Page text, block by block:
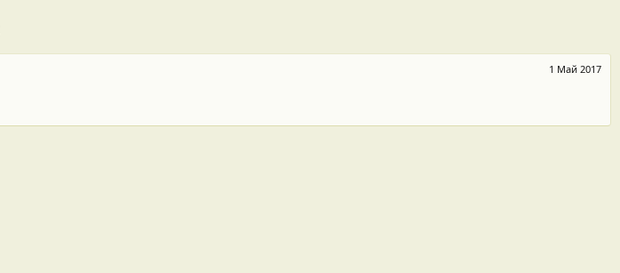
1 Май 2017